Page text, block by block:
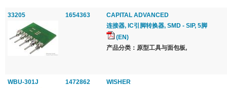
33205 1654363
CAPITAL ADVANCED
连接器, IC引脚转换器, SMD - SIP, 5脚
(EN)
产品分类：原型工具与面包板,
WBU-301J 1472862
WISHER